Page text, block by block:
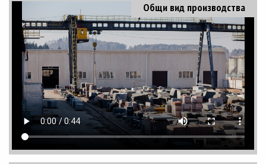
Общи вид производства